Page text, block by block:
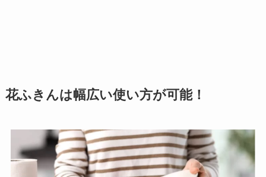
花ふきんは幅広い使い方が可能！